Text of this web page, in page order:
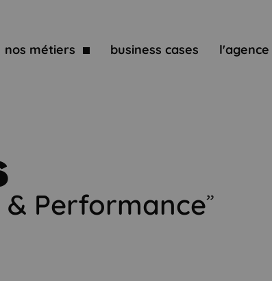
nos métiers business cases l'agence
& Performance”